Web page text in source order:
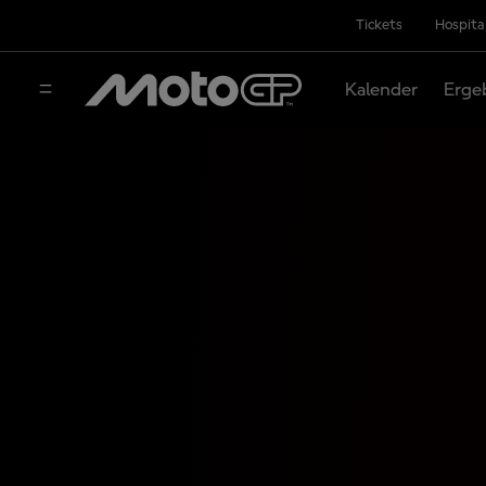
Tickets
Kalender